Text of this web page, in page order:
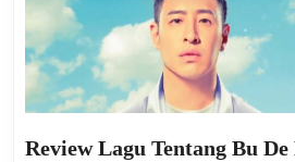
Review Lagu Tentang Bu